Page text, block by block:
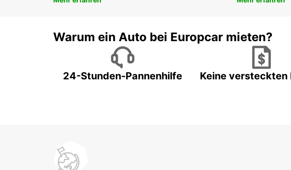
Warum ein Auto bei Europcar mieten?
24-Stunden-Pannenhilfe Keine versteckten